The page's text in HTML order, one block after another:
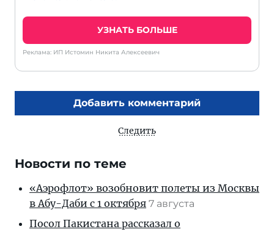
УЗНАТЬ БОЛЬШЕ
Реклама: ИП Истомин Никита Алексеевич
Добавить комментарий
Следить
Новости по теме
«Аэрофлот» возобновит полеты из Москвы
в Абу-Даби с 1 октября 7 августа
Посол Пакистана рассказал о